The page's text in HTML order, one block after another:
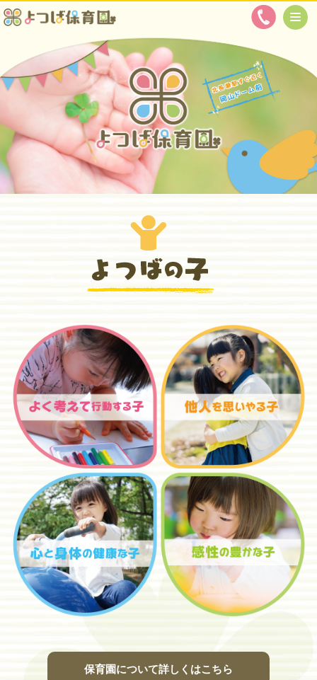
保育園について詳しくはこちら